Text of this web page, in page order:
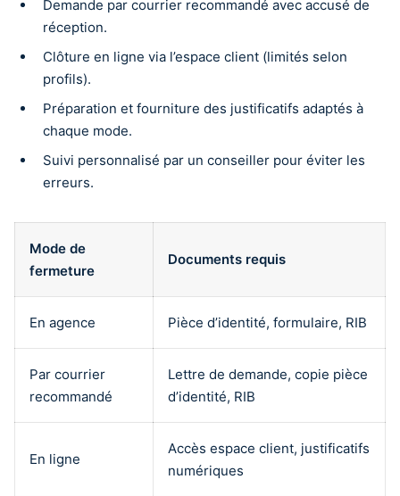
Demande par courrier recommandé avec accusé de
réception.
Clôture en ligne via l’espace client (limités selon
profils).
Préparation et fourniture des justificatifs adaptés à
chaque mode.
Suivi personnalisé par un conseiller pour éviter les
erreurs.
Mode de
fermeture
Documents requis
En agence Pièce d’identité, formulaire, RIB
Par courrier
recommandé
Lettre de demande, copie pièce
d’identité, RIB
En ligne
Accès espace client, justificatifs
numériques